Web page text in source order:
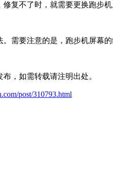
复不了时，就需要更换跑步
需要注意的是，跑步机屏幕
布，如需转载请注明出处。
post/310793.html